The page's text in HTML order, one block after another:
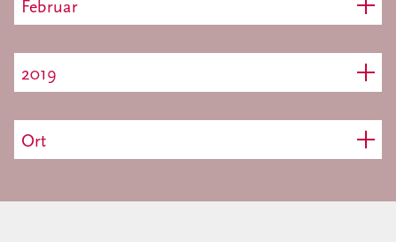
Februar
2019
Ort